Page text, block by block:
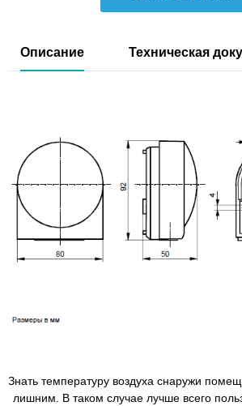
Описание Техническая
Знать температуру воздуха снаружи
лишним. В таком случае лучше всего